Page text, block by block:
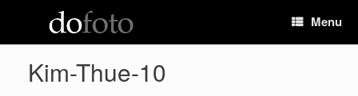
Menu
Kim-Thue-10